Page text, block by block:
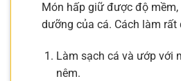
Món hấp giữ được độ
dưỡng của cá. Cách làm rất
Làm sạch cá và ướp với
nêm.